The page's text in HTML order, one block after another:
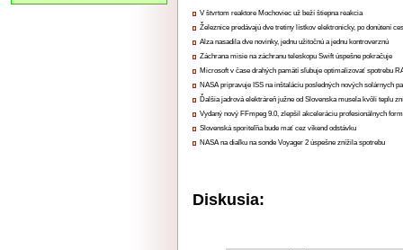
V štvrtom reaktore Mochoviec už beží štiepna reakcia
Železnice predávajú dve tretiny lístkov elektronicky, po donútení
Alza nasadila dve novinky, jednu užitočnú a jednu kontroverznú
Záchrana misie na záchranu teleskopu Swift úspešne pokračuje
Microsoft v čase drahých pamätí sľubuje optimalizovať spotrebu
NASA pripravuje ISS na inštaláciu posledných nových solárnych
Ďalšia jadrová elektráreň južne od Slovenska musela kvôli teplu
Vydaný nový FFmpeg 9.0, zlepšil akceleráciu profesionálnych
Slovenská sporiteľňa bude mať cez víkend odstávku
NASA na diaľku na sonde Voyager 2 úspešne znížila spotrebu
Diskusia: